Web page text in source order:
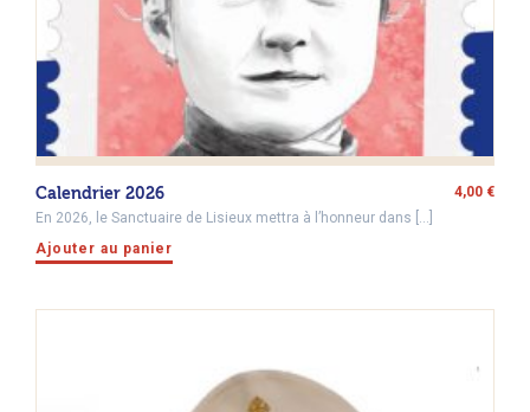
Calendrier 2026 4,00 €
En 2026, le Sanctuaire de Lisieux mettra à l’honneur dans […]
Ajouter au panier